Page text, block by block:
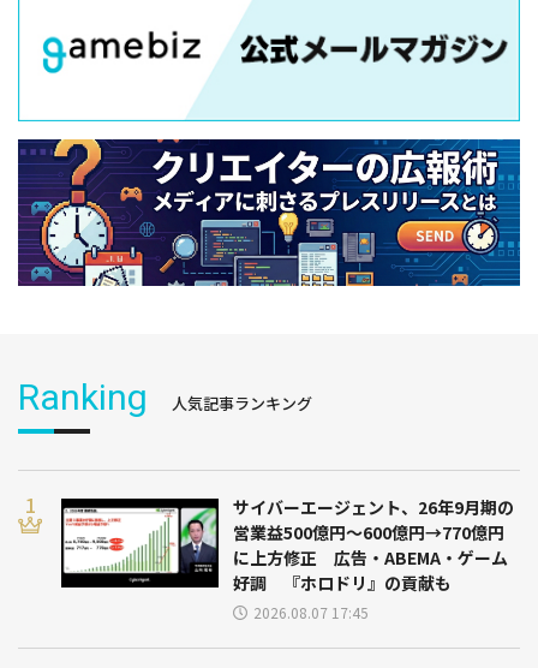
Ranking 人気記事ランキング
サイバーエージェント、26年9月期の
営業益500億円～600億円→770億円
に上方修正 広告・ABEMA・ゲーム
好調 『ホロドリ』の貢献も
2026.08.07 17:45